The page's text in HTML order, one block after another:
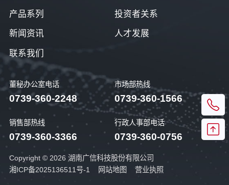
董秘办公室电话
0739-360-2248
市场部热线
0739-360-1566
销售部热线
0739-360-3366
行政人事部电话
0739-360-0756
产品系列 投资者关系
新闻资讯 人才发展
联系我们
Copyright © 2026 湖南广信科技股份有限公司
湘ICP备2025136511号-1
网站地图 营业执照